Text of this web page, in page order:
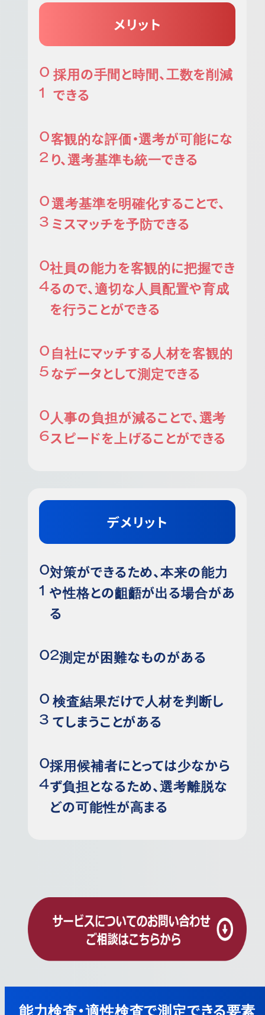
メリット
採用の手間と時間、工数を削減
できる
客観的な評価・選考が可能にな
り、選考基準も統一できる
選考基準を明確化することで、
ミスマッチを予防できる
社員の能力を客観的に把握でき
るので、適切な人員配置や育成
を行うことができる
自社にマッチする人材を客観的
なデータとして測定できる
人事の負担が減ることで、選考
スピードを上げることができる
デメリット
対策ができるため、本来の能力
や性格との齟齬が出る場合があ
る
測定が困難なものがある
検査結果だけで人材を判断し
てしまうことがある
採用候補者にとっては少なから
ず負担となるため、選考離脱な
どの可能性が高まる
能力検査・適性検査で測定できる要素